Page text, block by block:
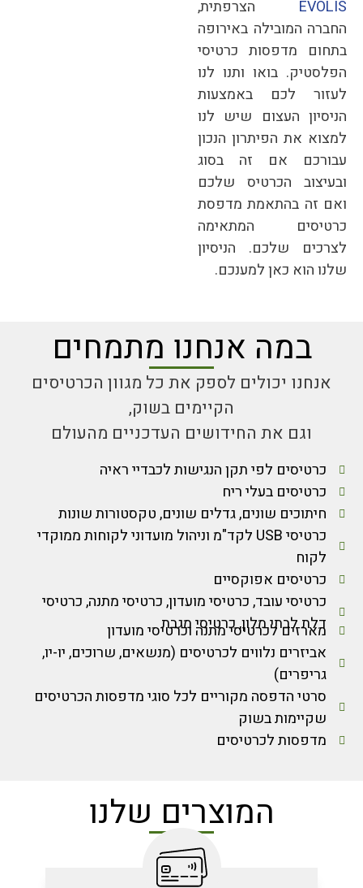
EVOLIS הצרפתית,
החברה המובילה באירופה
בתחום מדפסות כרטיסי
הפלסטיק. בואו ותנו לנו
לעזור לכם באמצעות
הניסיון העצום שיש לנו
למצוא את הפיתרון הנכון
עבורכם אם זה בסוג
ובעיצוב הכרטיס שלכם
ואם זה בהתאמת מדפסת
כרטיסים המתאימה
לצרכים שלכם. הניסיון
שלנו הוא כאן למענכם.
במה אנחנו מתמחים
אנחנו יכולים לספק את כל מגוון הכרטיסים
הקיימים בשוק,
וגם את החידושים העדכניים מהעולם
כרטיסים לפי תקן הנגישות לכבדיי ראיה
כרטיסים בעלי ריח
חיתוכים שונים, גדלים שונים, טקסטורות שונות
כרטיסי USB לקד"מ וניהול מועדוני לקוחות ממוקדי
לקוח
כרטיסים אפוקסיים
כרטיסי עובד, כרטיסי מועדון, כרטיסי מתנה, כרטיסי
דלת לבתי מלון, כרטיסי מגבת
מארזים לכרטיסי מתנה וכרטיסי מועדון
אביזרים נלווים לכרטיסים (מנשאים, שרוכים, יו-יו,
גריפרים)
סרטי הדפסה מקוריים לכל סוגי מדפסות הכרטיסים
שקיימות בשוק
מדפסות לכרטיסים
המוצרים שלנו